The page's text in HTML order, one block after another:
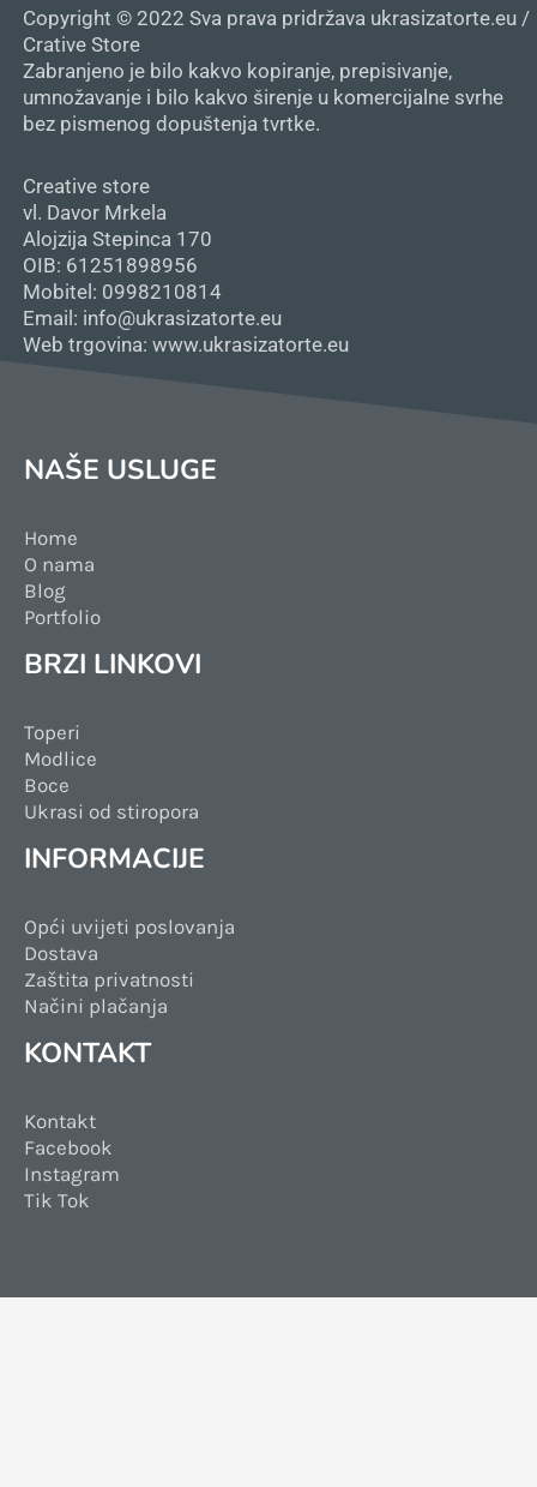
Copyright © 2022 Sva prava pridržava ukrasizatorte.eu /
Crative Store
Zabranjeno je bilo kakvo kopiranje, prepisivanje,
umnožavanje i bilo kakvo širenje u komercijalne svrhe
bez pismenog dopuštenja tvrtke.
Creative store
vl. Davor Mrkela
Alojzija Stepinca 170
OIB: 61251898956
Mobitel: 0998210814
Email: info@ukrasizatorte.eu
Web trgovina: www.ukrasizatorte.eu
NAŠE USLUGE
Home
O nama
Blog
Portfolio
BRZI LINKOVI
Toperi
Modlice
Boce
Ukrasi od stiropora
INFORMACIJE
Opći uvijeti poslovanja
Dostava
Zaštita privatnosti
Načini plačanja
KONTAKT
Kontakt
Facebook
Instagram
Tik Tok